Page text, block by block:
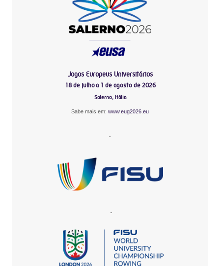
Jogos Europeus Universitários
18 de julho a 1 de agosto de 2026
Salerno, Itália
Sabe mais em: www.eug2026.eu
-
-